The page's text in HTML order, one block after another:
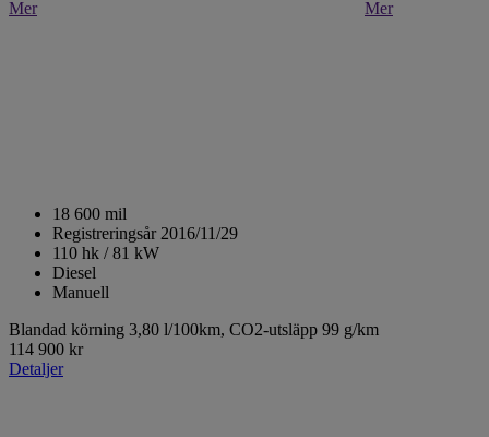
Mer Mer
18 600 mil
Registreringsår 2016/11/29
110 hk / 81 kW
Diesel
Manuell
Blandad körning 3,80 l/100km, CO2-utsläpp 99 g/km
114 900 kr
Detaljer